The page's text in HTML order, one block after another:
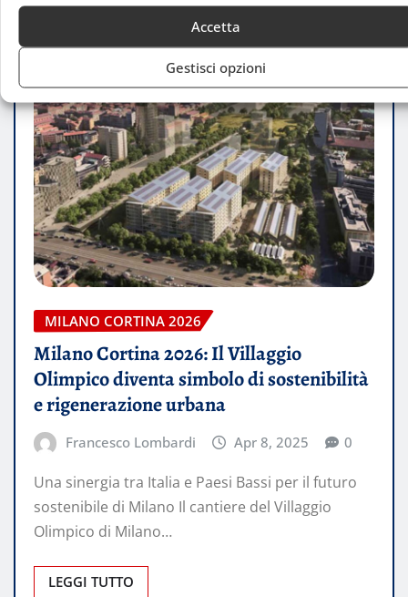
Accetta
Gestisci opzioni
MILANO CORTINA 2026
Milano Cortina 2026: Il Villaggio
Olimpico diventa simbolo di sostenibilità
e rigenerazione urbana
Francesco Lombardi Apr 8, 2025 0
Una sinergia tra Italia e Paesi Bassi per il futuro
sostenibile di Milano Il cantiere del Villaggio
Olimpico di Milano…
LEGGI TUTTO